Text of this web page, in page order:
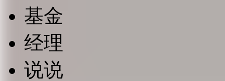
基金
经理
说说